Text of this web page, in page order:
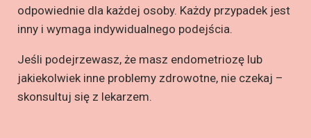
odpowiednie dla każdej osoby. Każdy przypadek jest
inny i wymaga indywidualnego podejścia.
Jeśli podejrzewasz, że masz endometriozę lub
jakiekolwiek inne problemy zdrowotne, nie czekaj –
skonsultuj się z lekarzem.